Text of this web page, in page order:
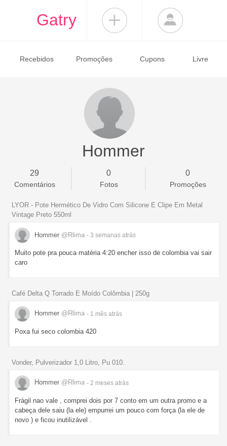
Gatry
Recebidos Promoções Cupons Livre
Hommer
29
Comentários
0
Fotos
0
Promoções
LYOR - Pote Hermético De Vidro Com Silicone E Clipe Em Metal
Vintage Preto 550ml
Hommer @Rlima - 3 semanas atrás
Muito pote pra pouca matéria 4:20 encher isso de colombia vai sair
caro
Café Delta Q Torrado E Moído Colômbia | 250g
Hommer @Rlima - 1 mês atrás
Poxa fui seco colombia 420
Vonder, Pulverizador 1,0 Litro, Pu 010.
Hommer @Rlima - 2 meses atrás
Frágil nao vale , comprei dois por 7 conto em um outra promo e a
cabeça dele saiu (la ele) empurrei um pouco com força (la ele de
novo ) e ficou inutilizável .